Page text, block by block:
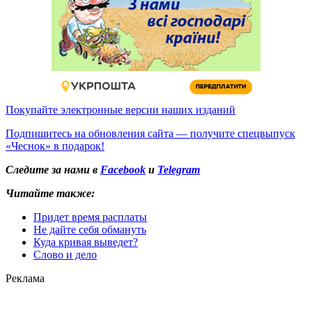
Покупайте электронные версии наших изданий
Подпишитесь на обновления сайта — получите спецвыпуск
«Чеснок» в подарок!
Следите за нами в Facebook и Telegram
Читайте также:
Придет время расплаты
Не дайте себя обмануть
Куда кривая выведет?
Слово и дело
Реклама